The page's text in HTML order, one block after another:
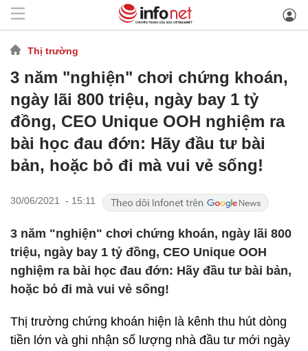
Thị trường
3 năm "nghiện" chơi chứng khoán,
ngày lãi 800 triệu, ngày bay 1 tỷ
đồng, CEO Unique OOH nghiệm ra
bài học đau đớn: Hãy đầu tư bài
bản, hoặc bỏ đi mà vui vẻ sống!
30/06/2021 - 15:11
3 năm "nghiện" chơi chứng khoán, ngày lãi 800
triệu, ngày bay 1 tỷ đồng, CEO Unique OOH
nghiệm ra bài học đau đớn: Hãy đầu tư bài bản,
hoặc bỏ đi mà vui vẻ sống!
Thị trường chứng khoán hiện là kênh thu hút dòng
tiền lớn và ghi nhận số lượng nhà đầu tư mới ngày